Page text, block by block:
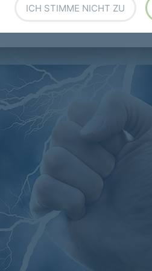
im Griff
ICH STIMME NICHT ZU